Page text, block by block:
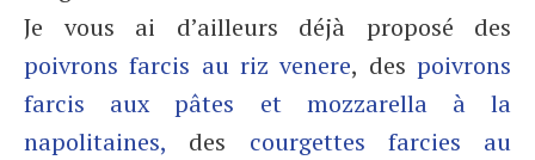
Je vous ai d’ailleurs déjà proposé des
poivrons farcis au riz venere, despoivrons
farcis aux pâtes et mozzarella à la
napolitaines, des courgettes farcies au